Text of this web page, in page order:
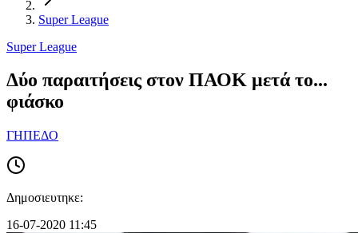
Super League
Super League
Δύο παραιτήσεις στον ΠΑΟΚ μετά το...
φιάσκο
ΓΗΠΕΔΟ
Δημοσιευτηκε:
16-07-2020 11:45